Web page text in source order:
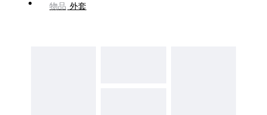
物品 外套